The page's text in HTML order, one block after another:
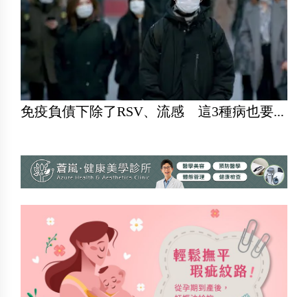
免疫負債下除了RSV、流感 這3種病也要...